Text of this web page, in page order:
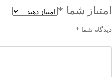
امتیاز شما *
دیدگاه شما *